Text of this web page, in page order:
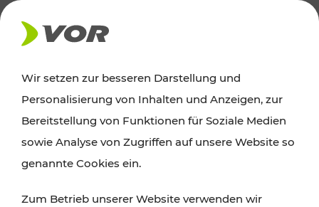
AKTUELLES
Ausflugstipps
Wien, Niederösterreich und das Burgenland
Wanderungen, Kultur und Gastronomie,
Wir setzen zur besseren Darstellung und
Personalisierung von Inhalten und Anzeigen, zur
Bereitstellung von Funktionen für Soziale Medien
sowie Analyse von Zugriffen auf unsere Website so
genannte Cookies ein.
Zum Betrieb unserer Website verwenden wir